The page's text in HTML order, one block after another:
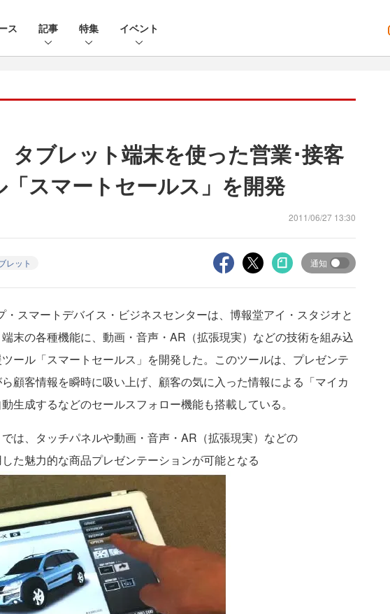
ス 記事 特集 イベント
タブレット端末を使った営業･接客
「スマートセールス」を開発
2011/06/27 13:30
レット 通知
スマートデバイス・ビジネスセンターは、博報堂アイ・スタジオと
末の各種機能に、動画・音声・AR（拡張現実）などの技術を組み込
ール「スマートセールス」を開発した。このツールは、プレゼンテ
顧客情報を瞬時に吸い上げ、顧客の気に入った情報による「マイカ
生成するなどのセールスフォロー機能も搭載している。
では、タッチパネルや動画・音声・AR（拡張現実）などの
た魅力的な商品プレゼンテーションが可能となる